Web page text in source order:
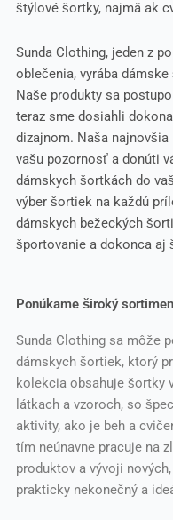
štýlové šortky, najmä ak
Sunda Clothing, jeden z
oblečenia, vyrába
Naše produkty sa
teraz sme dosiahli
dizajnom. Naša
vašu pozornosť a donúti
dámskych šortkách do
výber šortiek na každú
dámskych bežeckých
športovanie a dokonca aj
Ponúkame široký
Sunda Clothing sa môže
dámskych šortiek, ktorý
kolekcia obsahuje šortky
látkach a vzoroch, so
aktivity, ako je beh a
tím neúnavne pracuje na
produktov a vývoji
prakticky nekonečný a